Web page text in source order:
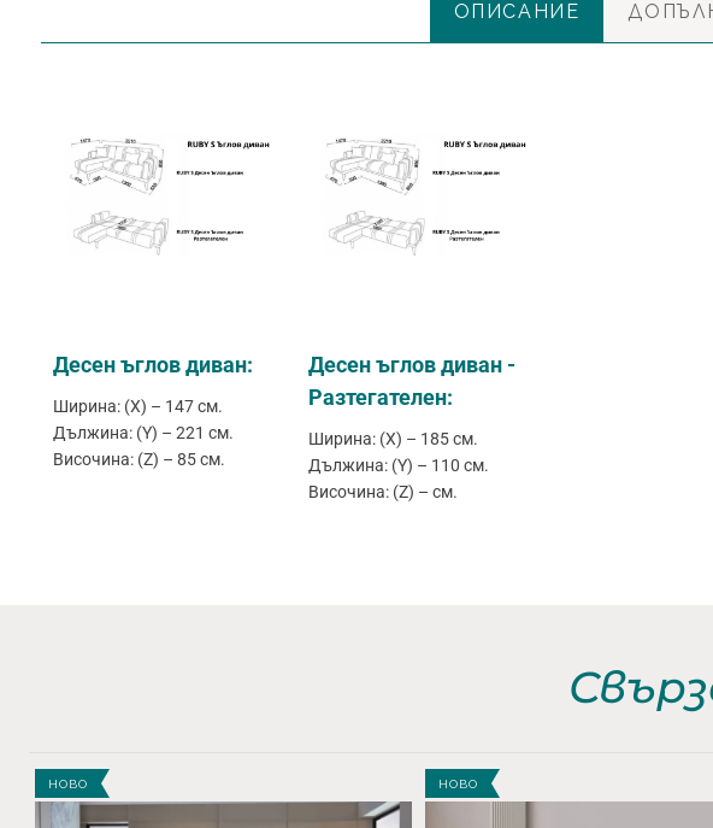
ОПИСАНИЕ
Десен ъглов диван:
Ширина: (X) – 147 см.
Дължина: (Y) – 221 см.
Височина: (Z) – 85 см.
Десен ъглов диван -
Разтегателен:
Ширина: (X) – 185 см.
Дължина: (Y) – 110 см.
Височина: (Z) – см.
НОВО НОВО